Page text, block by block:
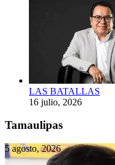
LAS BATALLAS
16 julio, 2026
Tamaulipas
5 agosto, 2026